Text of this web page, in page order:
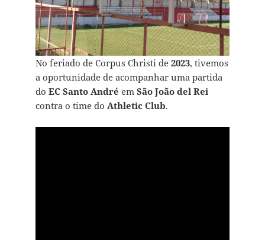
No feriado de Corpus Christi de 2023, tivemos
a oportunidade de acompanhar uma partida
do EC Santo André em São João del Rei
contra o time do Athletic Club.